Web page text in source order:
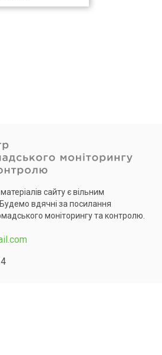
сайту є вільним
вдячні за посилання
моніторингу та контролю.